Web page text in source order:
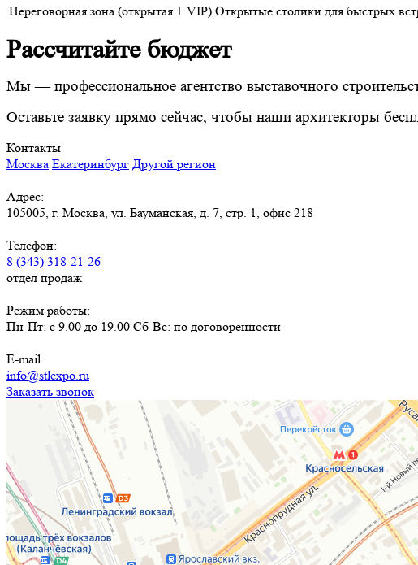
Переговорная зона (открытая + VIP) Открытые столики для быстрых
Рассчитайте бюджет
Мы — профессиональное агентство выставочного
Оставьте заявку прямо сейчас, чтобы наши архитекторы
Контакты
Москва Екатеринбург Другой регион
Адрес:
105005, г. Москва, ул. Бауманская, д. 7, стр. 1, офис 218
Телефон:
8 (343) 318-21-26
отдел продаж
Режим работы:
Пн-Пт: с 9.00 до 19.00 Сб-Вс: по договоренности
E-mail
info@stlexpo.ru
Заказать звонок